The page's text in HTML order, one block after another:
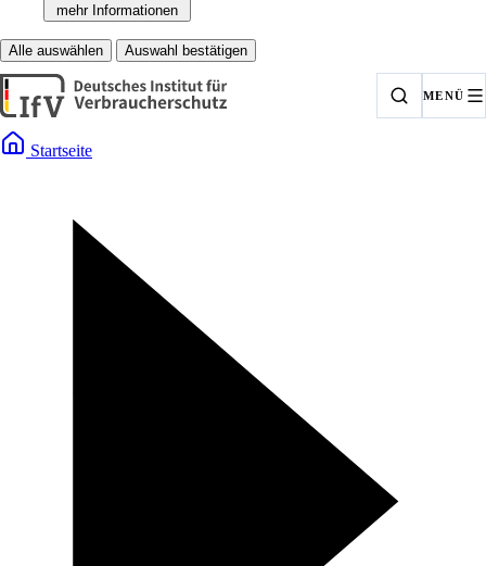
mehr Informationen
Alle auswählen Auswahl bestätigen
MENÜ
Startseite